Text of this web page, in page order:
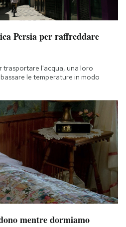
Persia per raffreddare
trasportare l'acqua, una loro
le temperature in modo
mentre dormiamo